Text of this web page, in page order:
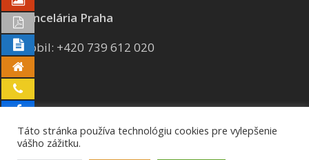
Kancelária Praha
Mobil: +420 739 612 020
© 2026 AVG group a.s..
Táto stránka používa technológiu cookies pre vylepšenie
vášho zážitku.